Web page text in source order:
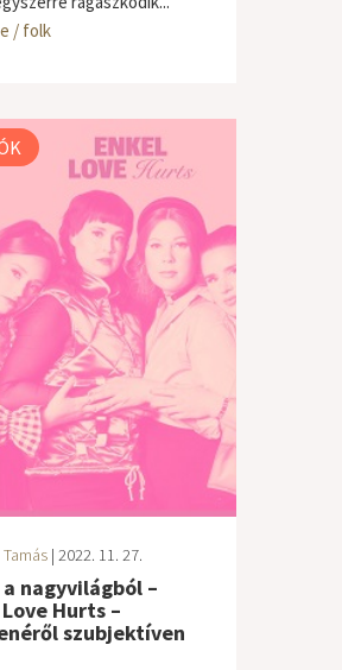
/ folk
| 2022. 11. 27.
nagyvilágból –
Hurts –
szubjektíven